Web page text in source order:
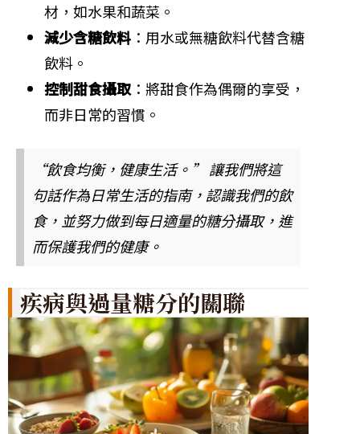
材，如水果和蔬菜。
減少含糖飲料 ：用水或無糖飲料代替含糖
飲料。
控制甜食攝取：將甜食作為偶爾的享受，
而非日常的習慣。
“飲食均衡，健康生活。” 讓我們將這
句話作為日常生活的指南，認識我們的飲
食，並努力做到每日適量的糖分攝取，進
而保護我們的健康。
疾病與過量糖分的關聯